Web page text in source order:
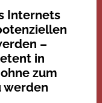
Internets
–
in
zum
werden